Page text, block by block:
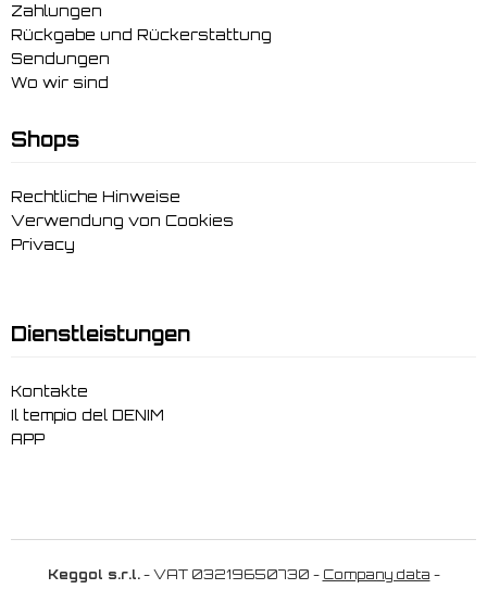
Zahlungen
Rückgabe und Rückerstattung
Sendungen
Wo wir sind
Shops
Rechtliche Hinweise
Verwendung von Cookies
Privacy
Dienstleistungen
Kontakte
Il tempio del DENIM
APP
Keggol s.r.l.- VAT 03219650730 - Company data -